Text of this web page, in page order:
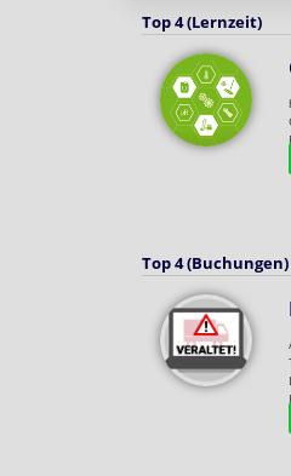
Top 4 (Lernzeit)
Top 4 (Buchungen)